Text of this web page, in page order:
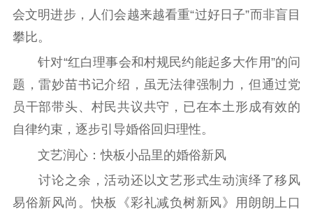
会文明进步，人们会越来越看重“过好日子”而非盲目
攀比。
针对“红白理事会和村规民约能起多大作用”的问
题，雷妙苗书记介绍，虽无法律强制力，但通过党
员干部带头、村民共议共守，已在本土形成有效的
自律约束，逐步引导婚俗回归理性。
文艺润心：快板小品里的婚俗新风
讨论之余，活动还以文艺形式生动演绎了移风
易俗新风尚。快板《彩礼减负树新风》用朗朗上口